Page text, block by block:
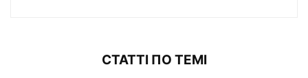
СТАТТІ ПО ТЕМІ